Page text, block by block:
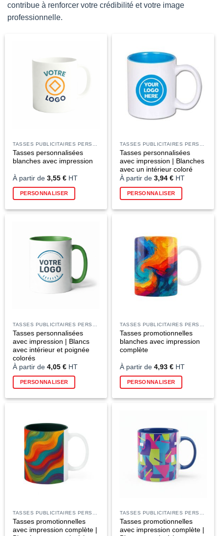
contribue à renforcer votre crédibilité et votre image
professionnelle.
Tasses personnalisées
blanches avec impression
À partir de3,55€ HT
PERSONNALISER
Tasses personnalisées
avec impression | Blanches
avec un intérieur coloré
À partir de3,94€ HT
PERSONNALISER
Tasses personnalisées
avec impression | Blancs
avec intérieur et poignée
colorés
À partir de4,05€ HT
PERSONNALISER
Tasses promotionnelles
blanches avec impression
complète
À partir de4,93€ HT
PERSONNALISER
TASSES PUBLICITAIRES PERSONNALISÉES
Tasses promotionnelles
avec impression complète |
TASSES PUBLICITAIRES PERSONNALISÉES
Tasses promotionnelles
avec impression complète |